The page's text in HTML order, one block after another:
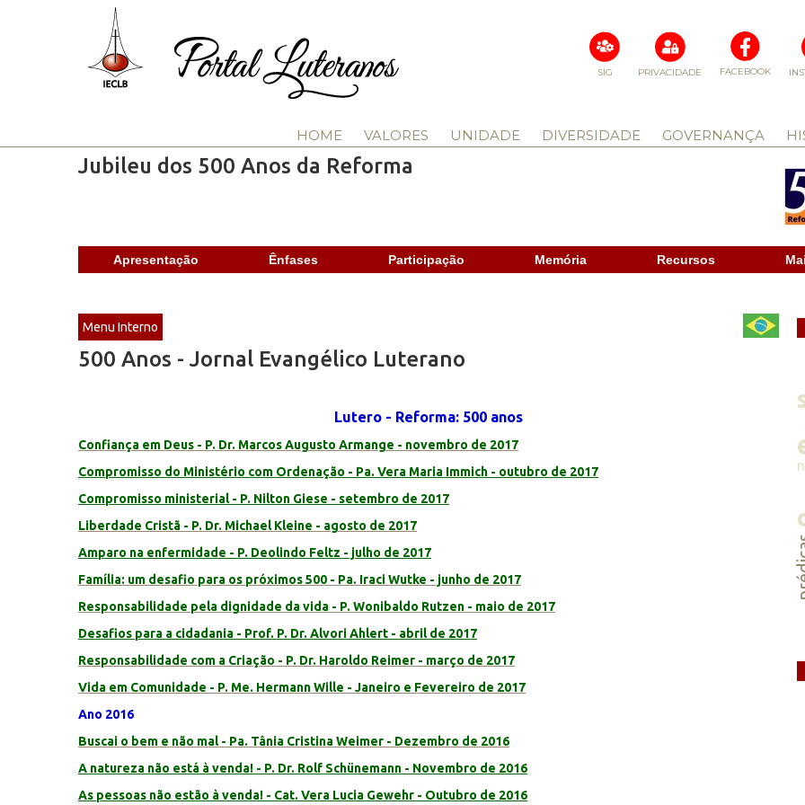
FACEBOOK
PRIVACIDADE
SIG
HOME VALORES UNIDADE DIVERSIDADE GOVERNANÇA
Jubileu dos 500 Anos da Reforma
Apresentação Ênfases Participação Memória Recursos
Menu Interno
500 Anos - Jornal Evangélico Luterano
Lutero - Reforma: 500 anos
Confiança em Deus - P. Dr. Marcos Augusto Armange - novembro de 2017
Compromisso do Ministério com Ordenação - Pa. Vera Maria Immich - outubro de 2017
Compromisso ministerial - P. Nilton Giese - setembro de 2017
Liberdade Cristã - P. Dr. Michael Kleine - agosto de 2017
Amparo na enfermidade - P. Deolindo Feltz - julho de 2017
Família: um desafio para os próximos 500 - Pa. Iraci Wutke - junho de 2017
Responsabilidade pela dignidade da vida - P. Wonibaldo Rutzen - maio de 2017
Desafios para a cidadania - Prof. P. Dr. Alvori Ahlert - abril de 2017
Responsabilidade com a Criação - P. Dr. Haroldo Reimer - março de 2017
Vida em Comunidade - P. Me. Hermann Wille - Janeiro e Fevereiro de 2017
Ano 2016
Buscai o bem e não mal - Pa. Tânia Cristina Weimer - Dezembro de 2016
A natureza não está à venda! - P. Dr. Rolf Schünemann - Novembro de 2016
As pessoas não estão à venda! - Cat. Vera Lucia Gewehr - Outubro de 2016